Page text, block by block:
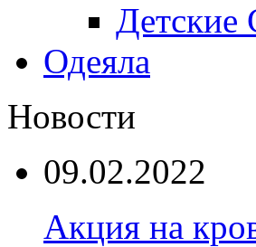
Детские
Одеяла
Новости
09.02.2022
Акция на